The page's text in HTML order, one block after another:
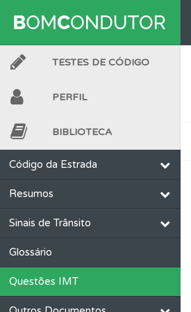
TESTES DE CÓDIGO
PERFIL
BIBLIOTECA
Código da Estrada
Resumos
Sinais de Trânsito
Glossário
Questões IMT